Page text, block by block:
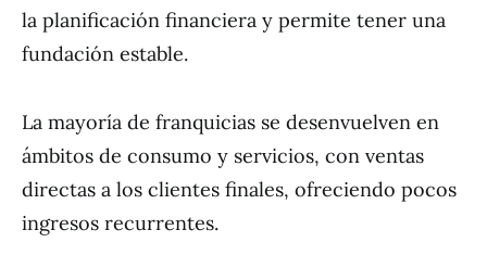
la planificación financiera y permite tener una
fundación estable.
La mayoría de franquicias se desenvuelven en
ámbitos de consumo y servicios, con ventas
directas a los clientes finales, ofreciendo pocos
ingresos recurrentes.